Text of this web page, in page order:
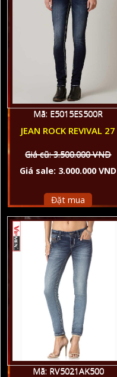
Mã: E5015ES500R
JEAN ROCK REVIVAL 27
Giá cũ: 3.500.000 VND
Giá sale: 3.000.000 VND
Đặt mua
Mã: RV5021AK500